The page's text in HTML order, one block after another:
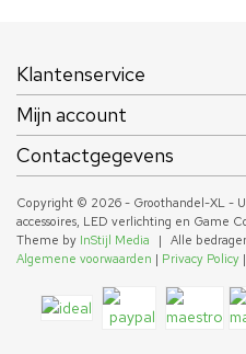
Klantenservice
Mijn account
Contactgegevens
Copyright © 2026 - Groothandel-XL -
accessoires, LED verlichting en Game
Theme by InStijl Media |
Alle
Algemene voorwaarden | Privacy Policy |